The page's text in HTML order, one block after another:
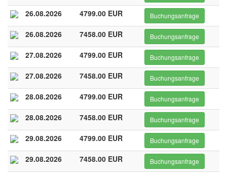
26.08.2026 4799.00 EUR Buchungsanfrage
26.08.2026 7458.00 EUR Buchungsanfrage
27.08.2026 4799.00 EUR Buchungsanfrage
27.08.2026 7458.00 EUR Buchungsanfrage
28.08.2026 4799.00 EUR Buchungsanfrage
28.08.2026 7458.00 EUR Buchungsanfrage
29.08.2026 4799.00 EUR Buchungsanfrage
29.08.2026 7458.00 EUR Buchungsanfrage